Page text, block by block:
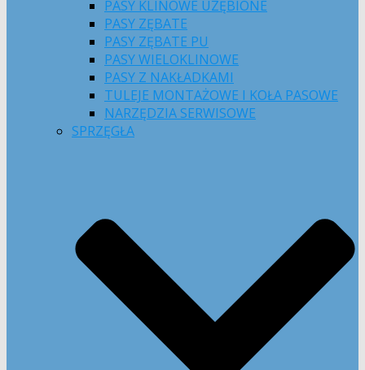
PASY KLINOWE UZĘBIONE
PASY ZĘBATE
PASY ZĘBATE PU
PASY WIELOKLINOWE
PASY Z NAKŁADKAMI
TULEJE MONTAŻOWE I KOŁA PASOWE
NARZĘDZIA SERWISOWE
SPRZĘGŁA